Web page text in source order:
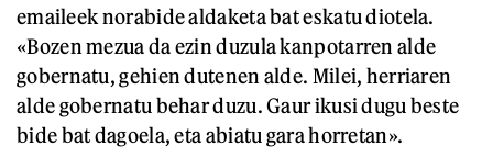
emaileek norabide aldaketa bat eskatu diotela.
«Bozen mezua da ezin duzula kanpotarren alde
gobernatu, gehien dutenen alde. Milei, herriaren
alde gobernatu behar duzu. Gaur ikusi dugu beste
bide bat dagoela, eta abiatu gara horretan».